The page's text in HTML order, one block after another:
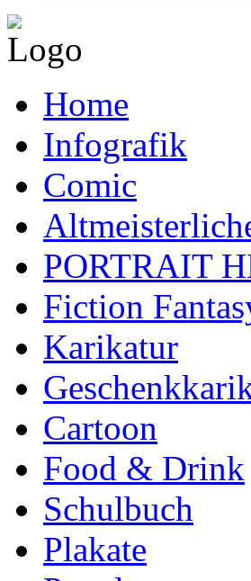
Home
Infografik
Comic
PORTRAIT
Fiction
Karikatur
Cartoon
Food & Drink
Schulbuch
Plakate